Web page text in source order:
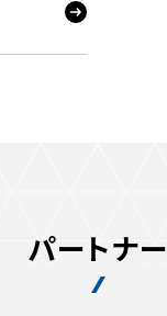
パートナー